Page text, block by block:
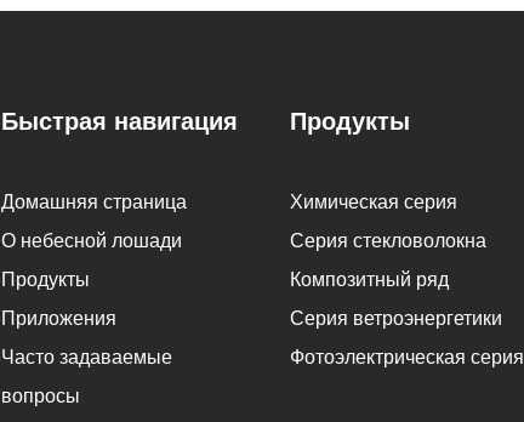
Быстрая навигация
Домашняя страница
О небесной лошади
Продукты
Приложения
Часто задаваемые
вопросы
Продукты
Химическая серия
Серия стекловолокна
Композитный ряд
Серия ветроэнергетики
Фотоэлектрическая серия